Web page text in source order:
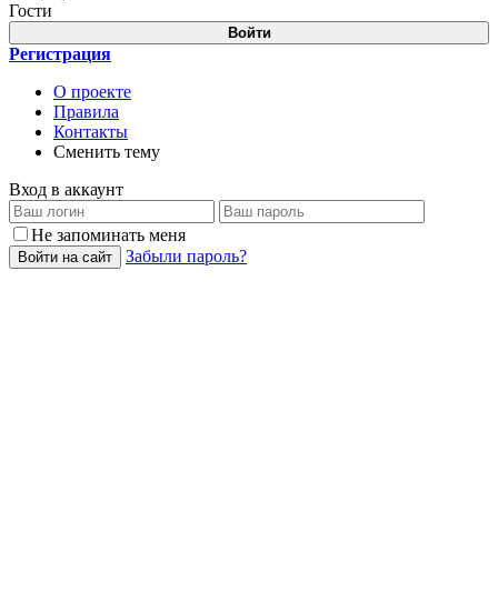
Гости
Войти
Регистрация
О проекте
Правила
Контакты
Сменить тему
Вход в аккаунт
Не запоминать меня
Войти на сайт Забыли пароль?